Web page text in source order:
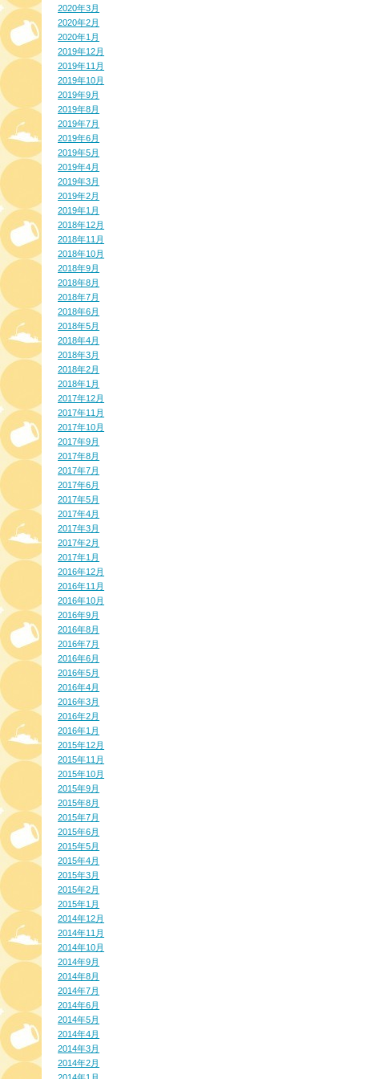
2020年3月
2020年2月
2020年1月
2019年12月
2019年11月
2019年10月
2019年9月
2019年8月
2019年7月
2019年6月
2019年5月
2019年4月
2019年3月
2019年2月
2019年1月
2018年12月
2018年11月
2018年10月
2018年9月
2018年8月
2018年7月
2018年6月
2018年5月
2018年4月
2018年3月
2018年2月
2018年1月
2017年12月
2017年11月
2017年10月
2017年9月
2017年8月
2017年7月
2017年6月
2017年5月
2017年4月
2017年3月
2017年2月
2017年1月
2016年12月
2016年11月
2016年10月
2016年9月
2016年8月
2016年7月
2016年6月
2016年5月
2016年4月
2016年3月
2016年2月
2016年1月
2015年12月
2015年11月
2015年10月
2015年9月
2015年8月
2015年7月
2015年6月
2015年5月
2015年4月
2015年3月
2015年2月
2015年1月
2014年12月
2014年11月
2014年10月
2014年9月
2014年8月
2014年7月
2014年6月
2014年5月
2014年4月
2014年3月
2014年2月